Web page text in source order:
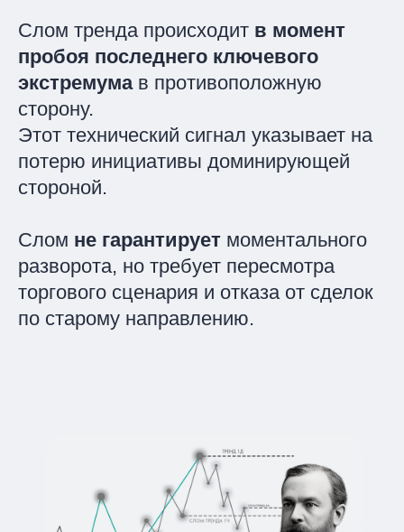
Слом тренда происходит в момент
пробоя последнего ключевого
экстремумав противоположную
сторону.
Этот технический сигнал указывает на
потерю инициативы доминирующей
стороной.
Слом не гарантирует моментального
разворота, но требует пересмотра
торгового сценария и отказа от сделок
по старому направлению.